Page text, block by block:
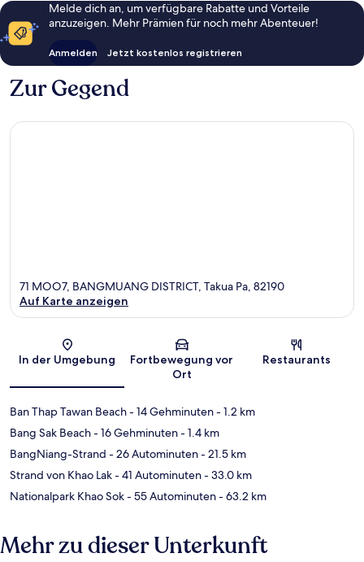
Melde dich an, um verfügbare Rabatte und Vorteile
anzuzeigen. Mehr Prämien für noch mehr Abenteuer!
Anmelden Jetzt kostenlos registrieren
Zur Gegend
Karte
71 MOO7, BANGMUANG DISTRICT, Takua Pa, 82190
Auf Karte anzeigen
In der Umgebung
Fortbewegung vor
Ort
Restaurants
Ban Thap Tawan Beach- 14 Gehminuten- 1.2 km
Bang Sak Beach- 16 Gehminuten- 1.4 km
BangNiang-Strand - 26 Autominuten- 21.5 km
Strand von Khao Lak- 41 Autominuten- 33.0 km
Nationalpark Khao Sok- 55 Autominuten- 63.2 km
Mehr zu dieser Unterkunft